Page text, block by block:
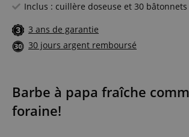
Inclus : cuillère doseuse et 30 bâtonnets
3 ans de garantie
30 jours argent remboursé
Barbe à papa fraîche
foraine!